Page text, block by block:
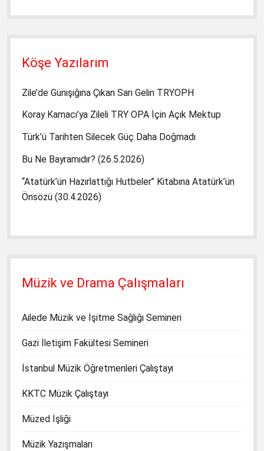
Köşe Yazılarım
Zile’de Günışığına Çıkan Sarı Gelin TRYOPH
Koray Kamacı’ya Zileli TRY OPA İçin Açık Mektup
Türk’ü Tarihten Silecek Güç Daha Doğmadı
Bu Ne Bayramıdır? (26.5.2026)
“Atatürk’ün Hazırlattığı Hutbeler” Kitabına Atatürk’ün
Önsözü (30.4.2026)
Müzik ve Drama Çalışmaları
Ailede Müzik ve İşitme Sağlığı Semineri
Gazi İletişim Fakültesi Semineri
İstanbul Müzik Öğretmenleri Çalıştayı
KKTC Müzik Çalıştayı
Müzed İşliği
Müzik Yazışmaları